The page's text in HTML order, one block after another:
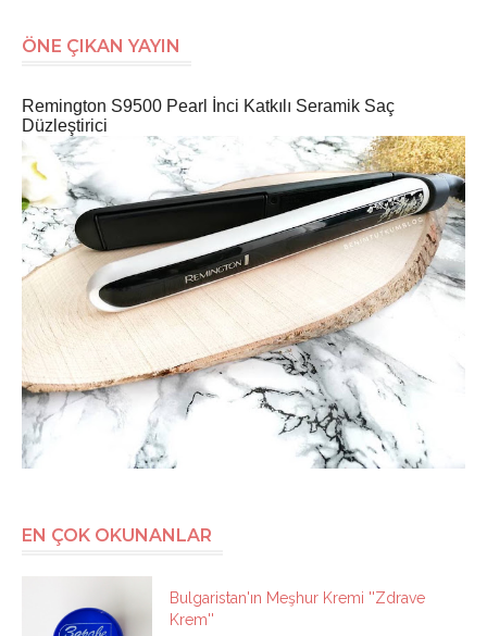
ÖNE ÇIKAN YAYIN
Remington S9500 Pearl İnci Katkılı Seramik Saç
Düzleştirici
EN ÇOK OKUNANLAR
Bulgaristan'ın Meşhur Kremi ''Zdrave
Krem''